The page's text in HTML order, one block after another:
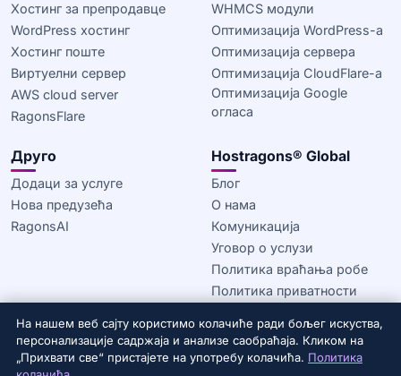
Хостинг за препродавце
WordPress хостинг
Хостинг поште
Виртуелни сервер
AWS cloud server
RagonsFlare
WHMCS модули
Оптимизација WordPress-а
Оптимизација сервера
Оптимизација CloudFlare-а
Оптимизација Google
огласа
Друго
Додаци за услуге
Нова предузећа
RagonsAI
Hostragons® Global
Блог
О нама
Комуникација
Уговор о услузи
Политика враћања робе
Политика приватности
© 2020–2026 Hostragons® Global —Brend kompanije Draconis
Infrastructure, LLC.
Sva prava zadržana.
На нашем веб сајту користимо колачиће ради бољег искуства,
персонализације садржаја и анализе саобраћаја. Кликом на
„Прихвати све“ пристајете на употребу колачића. Политика